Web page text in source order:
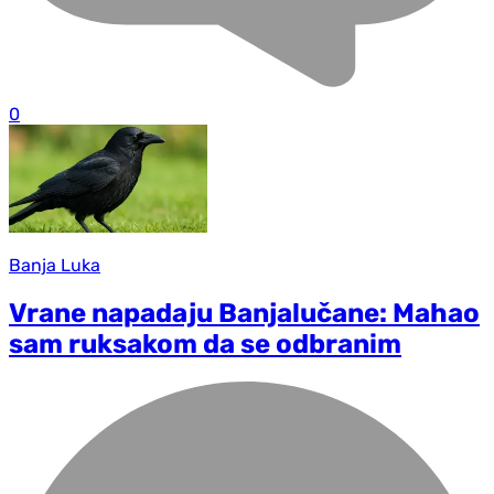
0
Banja Luka
Vrane napadaju Banjalučane: Mahao
sam ruksakom da se odbranim